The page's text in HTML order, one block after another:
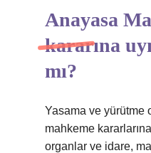
Anayasa
kararına
mı?
Yasama ve yürütme
mahkeme
organlar ve idare,